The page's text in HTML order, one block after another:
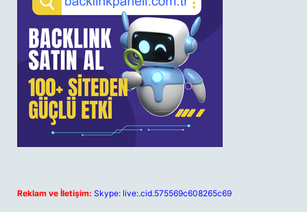
Reklam ve İletişim: Skype: live:.cid.575569c608265c69